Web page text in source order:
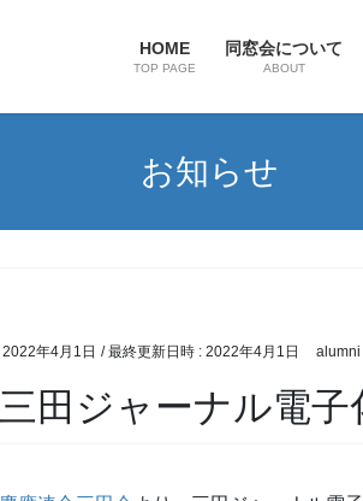
HOME
TOP PAGE
同窓会について
ABOUT
お知らせ
2022年4月1日 / 最終更新日時 : 2022年4月1日 alumni
三田ジャーナル電